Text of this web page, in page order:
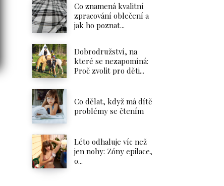
Co znamená kvalitní
zpracování oblečení a
jak ho poznat...
Dobrodružství, na
které se nezapomíná:
Proč zvolit pro děti...
Co dělat, když má dítě
problémy se čtením
Léto odhaluje víc než
jen nohy: Zóny epilace,
o...